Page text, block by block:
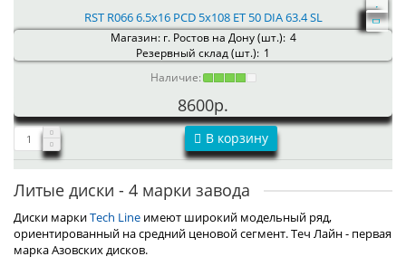
RST R066 6.5x16 PCD 5x108 ET 50 DIA 63.4 SL
Магазин: г. Ростов на Дону (шт.): 4
Резервный склад (шт.): 1
Наличие:
8600р.
В корзину
Литые диски - 4 марки завода
Диски маркиTech Line имеют широкий модельный ряд,
ориентированный на средний ценовой сегмент. Теч Лайн - первая
марка Азовских дисков.